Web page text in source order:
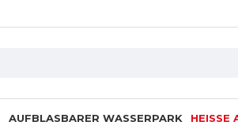
AUFBLASBARER WASSERPARK HEISSE